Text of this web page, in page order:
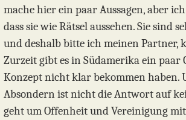
mache hier ein paar Aussagen, aber
dass sie wie Rätsel aussehen. Sie sind
und deshalb bitte ich meinen Partner,
Zurzeit gibt es in Südamerika ein paar
Konzept nicht klar bekommen haben.
Absondern ist nicht die Antwort auf
geht um Offenheit und Vereinigung